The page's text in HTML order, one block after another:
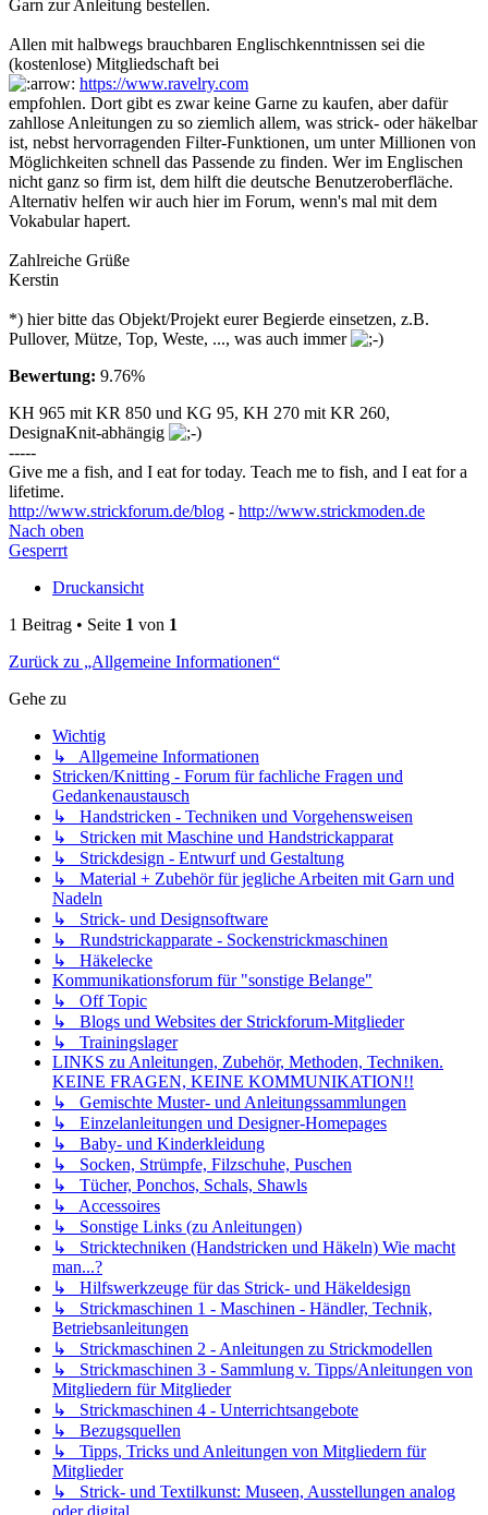
Garn zur Anleitung bestellen.
Allen mit halbwegs brauchbaren Englischkenntnissen sei die
(kostenlose) Mitgliedschaft bei
https://www.ravelry.com
empfohlen. Dort gibt es zwar keine Garne zu kaufen, aber dafür
zahllose Anleitungen zu so ziemlich allem, was strick- oder häkelbar
ist, nebst hervorragenden Filter-Funktionen, um unter Millionen von
Möglichkeiten schnell das Passende zu finden. Wer im Englischen
nicht ganz so firm ist, dem hilft die deutsche Benutzeroberfläche.
Alternativ helfen wir auch hier im Forum, wenn's mal mit dem
Vokabular hapert.
Zahlreiche Grüße
Kerstin
*) hier bitte das Objekt/Projekt eurer Begierde einsetzen, z.B.
Pullover, Mütze, Top, Weste, ..., was auch immer
Bewertung: 9.76%
KH 965 mit KR 850 und KG 95, KH 270 mit KR 260,
DesignaKnit-abhängig
-----
Give me a fish, and I eat for today. Teach me to fish, and I eat for a
lifetime.
http://www.strickforum.de/blog - http://www.strickmoden.de
Nach oben
Gesperrt
Druckansicht
1 Beitrag • Seite 1 von 1
Zurück zu „Allgemeine Informationen“
Gehe zu
Wichtig
↳ Allgemeine Informationen
Stricken/Knitting - Forum für fachliche Fragen und
Gedankenaustausch
↳ Handstricken - Techniken und Vorgehensweisen
↳ Stricken mit Maschine und Handstrickapparat
↳ Strickdesign - Entwurf und Gestaltung
↳ Material + Zubehör für jegliche Arbeiten mit Garn und
Nadeln
↳ Strick- und Designsoftware
↳ Rundstrickapparate - Sockenstrickmaschinen
↳ Häkelecke
Kommunikationsforum für "sonstige Belange"
↳ Off Topic
↳ Blogs und Websites der Strickforum-Mitglieder
↳ Trainingslager
LINKS zu Anleitungen, Zubehör, Methoden, Techniken.
KEINE FRAGEN, KEINE KOMMUNIKATION!!
↳ Gemischte Muster- und Anleitungssammlungen
↳ Einzelanleitungen und Designer-Homepages
↳ Baby- und Kinderkleidung
↳ Socken, Strümpfe, Filzschuhe, Puschen
↳ Tücher, Ponchos, Schals, Shawls
↳ Accessoires
↳ Sonstige Links (zu Anleitungen)
↳ Stricktechniken (Handstricken und Häkeln) Wie macht
man...?
↳ Hilfswerkzeuge für das Strick- und Häkeldesign
↳ Strickmaschinen 1 - Maschinen - Händler, Technik,
Betriebsanleitungen
↳ Strickmaschinen 2 - Anleitungen zu Strickmodellen
↳ Strickmaschinen 3 - Sammlung v. Tipps/Anleitungen von
Mitgliedern für Mitglieder
↳ Strickmaschinen 4 - Unterrichtsangebote
↳ Bezugsquellen
↳ Tipps, Tricks und Anleitungen von Mitgliedern für
Mitglieder
↳ Strick- und Textilkunst: Museen, Ausstellungen analog